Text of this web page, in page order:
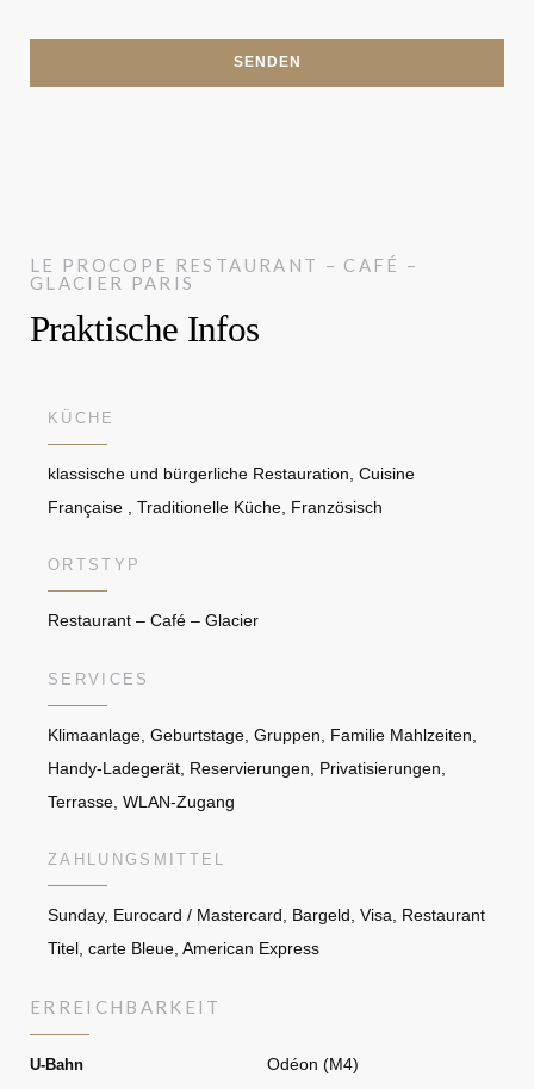
LE PROCOPE
RESTAURANT – CAFÉ –
GLACIER
PARIS
Praktische Infos
KÜCHE
klassische und bürgerliche Restauration, Cuisine
Française , Traditionelle Küche, Französisch
ORTSTYP
Restaurant – Café – Glacier
SERVICES
Klimaanlage, Geburtstage, Gruppen, Familie Mahlzeiten,
Handy-Ladegerät, Reservierungen, Privatisierungen,
Terrasse, WLAN-Zugang
ZAHLUNGSMITTEL
Sunday, Eurocard / Mastercard, Bargeld, Visa, Restaurant
Titel, carte Bleue, American Express
ERREICHBARKEIT
U-Bahn Odéon (M4)